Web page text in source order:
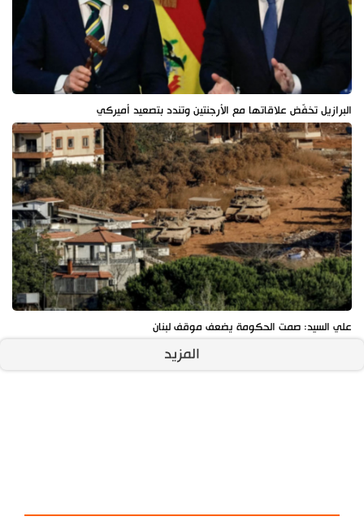
البرازيل تخفّض علاقاتها مع الأرجنتين وتندد بتصعيد أميركي
علي السيد: صمت الحكومة يضعف موقف لبنان
المزيد